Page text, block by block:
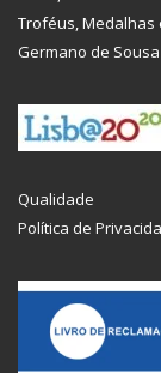
Troféus, Medalhas
Germano de Sousa
Qualidade
Política de